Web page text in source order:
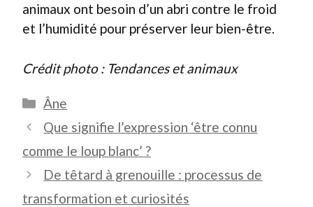
animaux ont besoin d’un abri contre le froid
et l’humidité pour préserver leur bien-être.
Crédit photo : Tendances et animaux
Catégories
Âne
Que signifie l’expression ‘être connu
comme le loup blanc’ ?
De têtard à grenouille : processus de
transformation et curiosités